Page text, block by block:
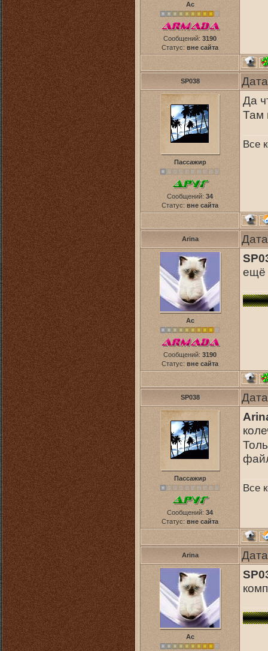
Ас
Сообщений: 3190
Статус: вне сайта
SP038
Пассажир
Сообщений: 34
Статус: вне сайта
Да
Там
Все
Arina
Ас
Сообщений: 3190
Статус: вне сайта
ещё
SP038
Пассажир
Сообщений: 34
Статус: вне сайта
Все
Arina
Ас